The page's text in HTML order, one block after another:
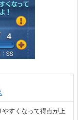
やすくなって得点が上